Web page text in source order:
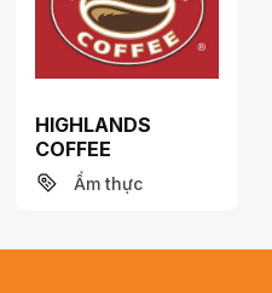
HIGHLANDS
COFFEE
Ẩm thực